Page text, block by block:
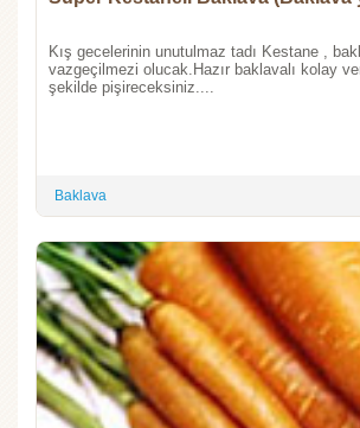
Kış gecelerinin unutulmaz tadı Kestane ,
vazgeçilmezi olucak.Hazır baklavalı kolay
şekilde pişireceksiniz....
Baklava